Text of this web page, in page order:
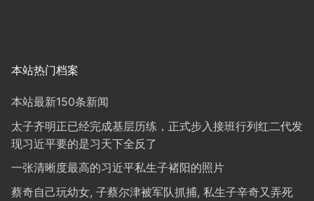
本站热门档案
本站最新150条新闻
太子齐明正已经完成基层历练，正式步入接班行列红二代发
现习近平要的是习天下全反了
一张清晰度最高的习近平私生子褚阳的照片
蔡奇自己玩幼女, 子蔡尔津被军队抓捕, 私生子辛奇又弄死